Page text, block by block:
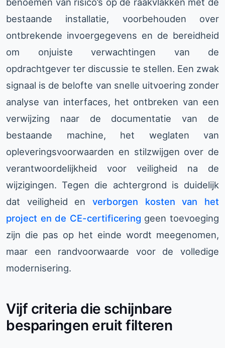
bestaande installatie, voorbehouden over
ontbrekende invoergegevens en de bereidheid
om onjuiste verwachtingen van de
opdrachtgever ter discussie te stellen. Een zwak
signaal is de belofte van snelle uitvoering zonder
analyse van interfaces, het ontbreken van een
verwijzing naar de documentatie van de
bestaande machine, het weglaten van
opleveringsvoorwaarden en stilzwijgen over de
verantwoordelijkheid voor veiligheid na de
wijzigingen. Tegen die achtergrond is duidelijk
dat veiligheid en verborgen kosten van het
project en de CE-certificering geen toevoeging
zijn die pas op het einde wordt meegenomen,
maar een randvoorwaarde voor de volledige
modernisering.
Vijf criteria die schijnbare
besparingen eruit filteren